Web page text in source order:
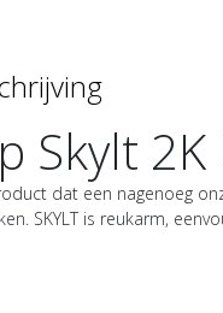
Skylt
dat een nagenoeg
SKYLT is reukarm,